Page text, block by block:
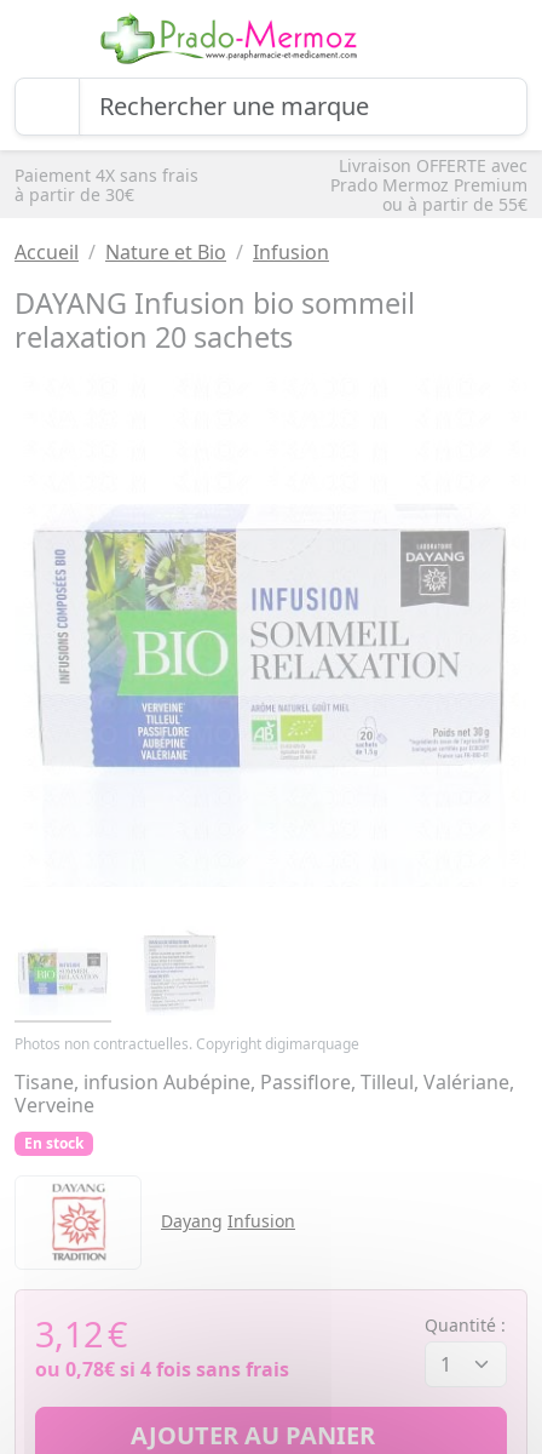
Paiement 4X sans frais
à partir de 30€
Livraison OFFERTE avec
Prado Mermoz Premium
ou à partir de 55€
Accueil Nature et Bio Infusion
DAYANG Infusion bio sommeil
relaxation 20 sachets
Photos non contractuelles. Copyright digimarquage
Tisane, infusion Aubépine, Passiflore, Tilleul, Valériane,
Verveine
En stock
Dayang Infusion
3,12€
ou 0,78€si 4 fois sans frais
Quantité :
AJOUTER AU PANIER